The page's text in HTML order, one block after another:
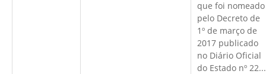
que foi nomeado
pelo Decreto de
1º de março de
2017 publicado
no Diário Oficial
do Estado nº 22...